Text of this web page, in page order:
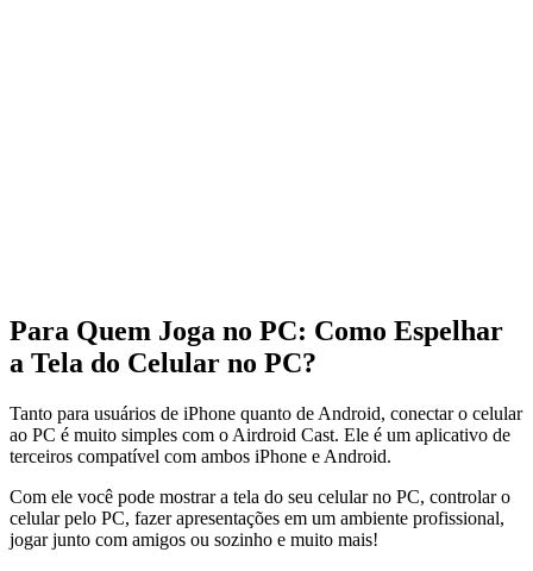
Para Quem Joga no PC: Como Espelhar
a Tela do Celular no PC?
Tanto para usuários de iPhone quanto de Android, conectar o celular
ao PC é muito simples com o Airdroid Cast. Ele é um aplicativo de
terceiros compatível com ambos iPhone e Android.
Com ele você pode mostrar a tela do seu celular no PC, controlar o
celular pelo PC, fazer apresentações em um ambiente profissional,
jogar junto com amigos ou sozinho e muito mais!